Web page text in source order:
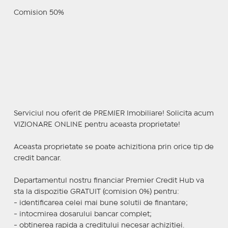
Comision 50%
Serviciul nou oferit de PREMIER Imobiliare! Solicita acum
VIZIONARE ONLINE pentru aceasta proprietate!
Aceasta proprietate se poate achizitiona prin orice tip de
credit bancar.
Departamentul nostru financiar Premier Credit Hub va
sta la dispozitie GRATUIT (comision 0%) pentru:
- identificarea celei mai bune solutii de finantare;
- intocmirea dosarului bancar complet;
- obtinerea rapida a creditului necesar achizitiei.